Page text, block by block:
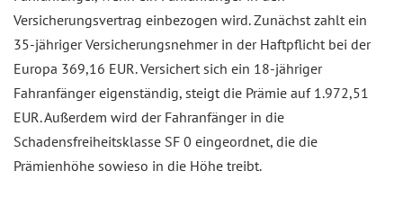
Versicherungsvertrag einbezogen wird. Zunächst zahlt ein
35-jähriger Versicherungsnehmer in der Haftpflicht bei der
Europa 369,16 EUR. Versichert sich ein 18-jähriger
Fahranfänger eigenständig, steigt die Prämie auf 1.972,51
EUR. Außerdem wird der Fahranfänger in die
Schadensfreiheitsklasse SF 0 eingeordnet, die die
Prämienhöhe sowieso in die Höhe treibt.